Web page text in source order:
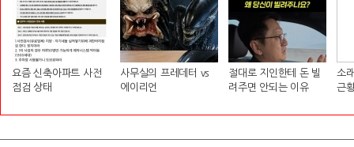
요즘 신축아파트 사전
점검 상태
사무실의 프레데터 vs
에이리언
절대로 지인한테 돈 빌
려주면 안되는 이유
소
근